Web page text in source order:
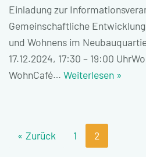
Einladung zur
Gemeinschaftliche
und Wohnens im
17.12.2024, 17:30 – 19:00
WohnCafé… Weiterlesen »
« Zurück 1 2